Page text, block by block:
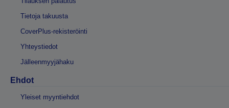
Tietoja takuusta
CoverPlus-rekisteröinti
Yhteystiedot
Jälleenmyyjähaku
Ehdot
Yleiset myyntiehdot